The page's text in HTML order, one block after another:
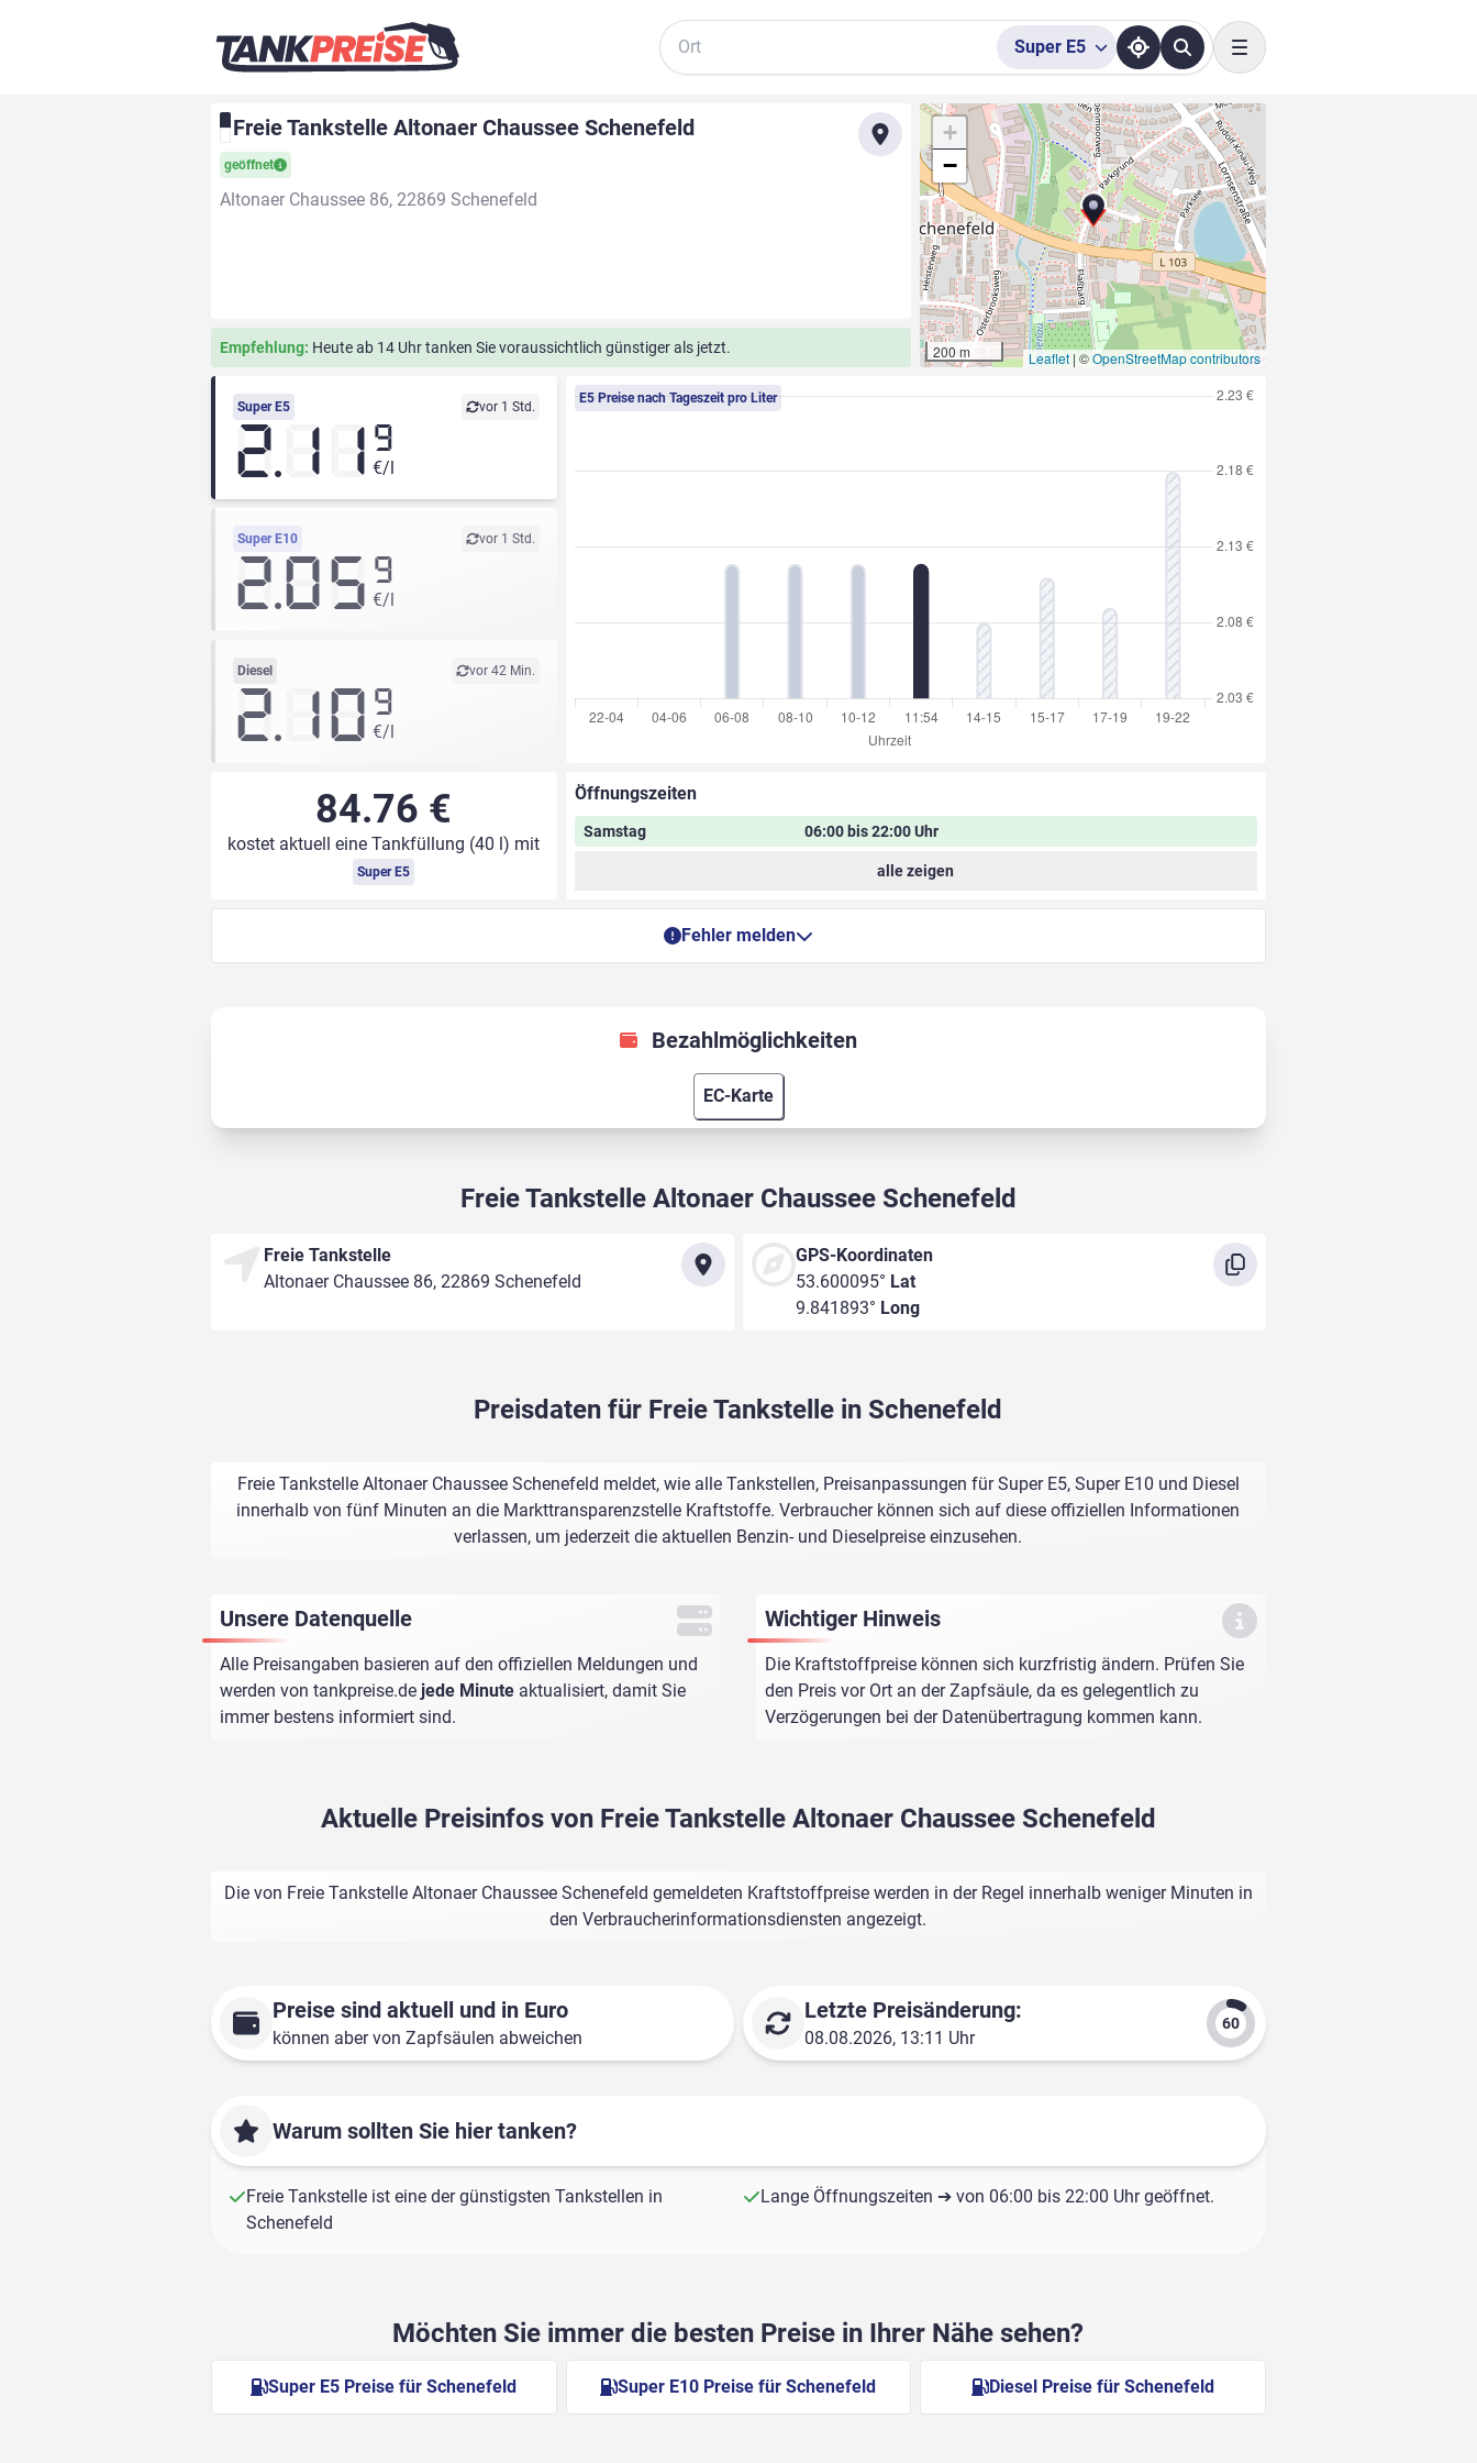
Suche
Super E5
Toggle navigation
Freie Tankstelle Altonaer Chaussee Schenefeld
geöffnet
Altonaer Chaussee 86, 22869 Schenefeld
Empfehlung: Heute ab 14 Uhr tanken Sie voraussichtlich günstiger als jetzt.
+
−
200 m Leaflet | ©OpenStreetMap contributors
Super E5 vor 1 Std.
2.11 9
€/l
Super E10 vor 1 Std.
2.05 9
€/l
Diesel vor 42 Min.
2.10 9
€/l
E5 Preise nach Tageszeit pro Liter
84.76 €
kostet aktuell eine Tankfüllung (40 l) mit
Super E5
Öffnungszeiten
Samstag 06:00 bis 22:00 Uhr
alle zeigen
Fehler melden
Bezahlmöglichkeiten
EC-Karte
Freie Tankstelle Altonaer Chaussee Schenefeld
Freie Tankstelle
Altonaer Chaussee 86, 22869 Schenefeld
GPS-Koordinaten
53.600095° Lat
9.841893° Long
Preisdaten für Freie Tankstelle in Schenefeld
Freie Tankstelle Altonaer Chaussee Schenefeld meldet, wie alle Tankstellen, Preisanpassungen für Super E5, Super E10 und Diesel
innerhalb von fünf Minuten an die Markttransparenzstelle Kraftstoffe. Verbraucher können sich auf diese offiziellen Informationen
verlassen, um jederzeit die aktuellen Benzin- und Dieselpreise einzusehen.
Unsere Datenquelle
Alle Preisangaben basieren auf den offiziellen Meldungen und
werden von tankpreise.de jede Minute aktualisiert, damit Sie
immer bestens informiert sind.
Wichtiger Hinweis
Die Kraftstoffpreise können sich kurzfristig ändern. Prüfen Sie
den Preis vor Ort an der Zapfsäule, da es gelegentlich zu
Verzögerungen bei der Datenübertragung kommen kann.
Aktuelle Preisinfos von Freie Tankstelle Altonaer Chaussee Schenefeld
Die von Freie Tankstelle Altonaer Chaussee Schenefeld gemeldeten Kraftstoffpreise werden in der Regel innerhalb weniger Minuten in
den Verbraucherinformationsdiensten angezeigt.
Preise sind aktuell und in Euro
können aber von Zapfsäulen abweichen
Letzte Preisänderung:
08.08.2026, 13:11 Uhr
Warum sollten Sie hier tanken?
Freie Tankstelle ist eine der günstigsten Tankstellen in
Schenefeld
Lange Öffnungszeiten ➔ von 06:00 bis 22:00 Uhr geöffnet.
Möchten Sie immer die besten Preise in Ihrer Nähe sehen?
Super E5 Preise für Schenefeld Super E10 Preise für Schenefeld Diesel Preise für Schenefeld